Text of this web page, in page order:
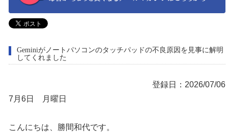
Geminiがノートパソコンのタッチパッドの不良原因を見事に解明
してくれました
登録日：2026/07/06
7月6日 月曜日
こんにちは、勝間和代です。